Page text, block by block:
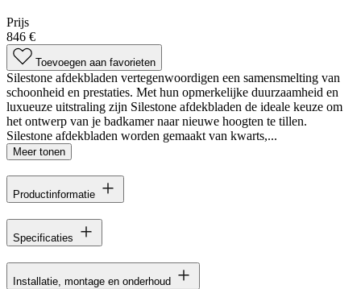
Prijs
846 €
Toevoegen aan favorieten
Silestone afdekbladen vertegenwoordigen een samensmelting van
schoonheid en prestaties. Met hun opmerkelijke duurzaamheid en
luxueuze uitstraling zijn Silestone afdekbladen de ideale keuze om
het ontwerp van je badkamer naar nieuwe hoogten te tillen.
Silestone afdekbladen worden gemaakt van kwarts,...
Meer tonen
Productinformatie
Specificaties
Installatie, montage en onderhoud